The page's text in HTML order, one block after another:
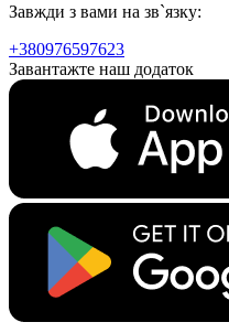
Завжди з вами на зв`язку:
+380976597623
Завантажте наш додаток